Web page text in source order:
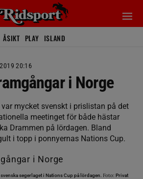
ÅSIKT PLAY ISLAND
20:16
i Norge
var mycket svenskt i prislistan på det
meetinget för både hästar
Drammen på lördagen. Bland
i topp i ponnyernas Nations Cup.
svenska segerlaget i Nations Cup på lördagen. Foto: Privat